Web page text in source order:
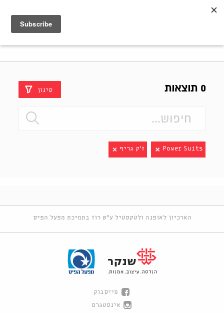
0 תוצאות סינון
Power Suits ז'ק גריף
הארכיון לאופנה ולטקסטיל ע"ש רוז בתמיכת מפעל הפיס
פייסבוק
אינסטגרם